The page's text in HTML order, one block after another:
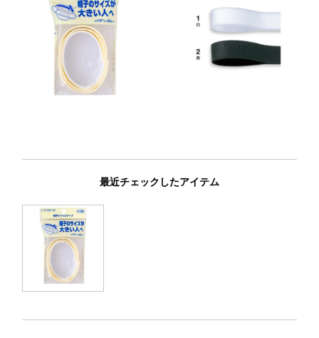
©2020 CAPTAIN Co., Ltd．All Rights Reserved.
最近チェックしたアイテム